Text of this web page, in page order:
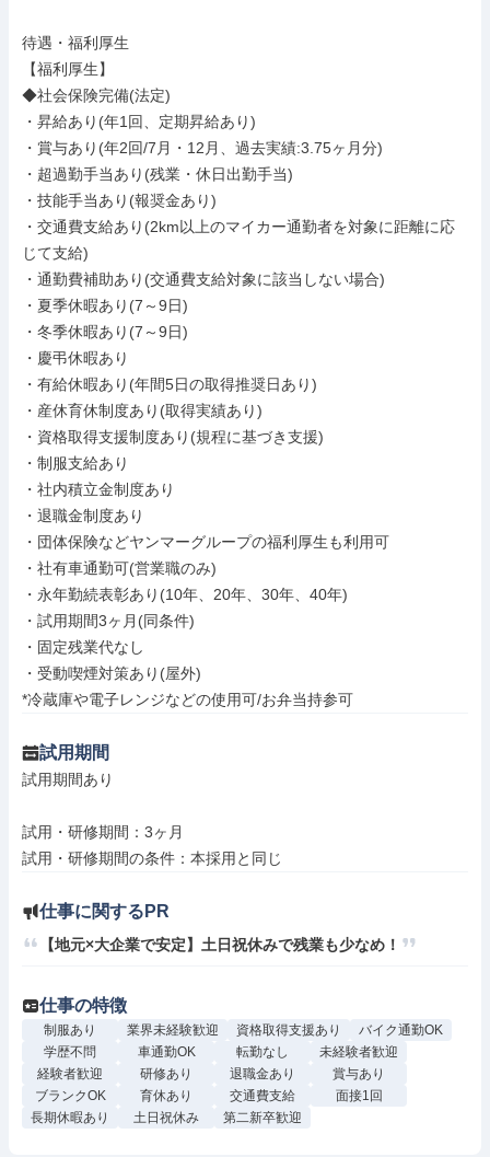
待遇・福利厚生
【福利厚生】
◆社会保険完備(法定)
・昇給あり(年1回、定期昇給あり)
・賞与あり(年2回/7月・12月、過去実績:3.75ヶ月分)
・超過勤手当あり(残業・休日出勤手当)
・技能手当あり(報奨金あり)
・交通費支給あり(2km以上のマイカー通勤者を対象に距離に応
じて支給)
・通勤費補助あり(交通費支給対象に該当しない場合)
・夏季休暇あり(7～9日)
・冬季休暇あり(7～9日)
・慶弔休暇あり
・有給休暇あり(年間5日の取得推奨日あり)
・産休育休制度あり(取得実績あり)
・資格取得支援制度あり(規程に基づき支援)
・制服支給あり
・社内積立金制度あり
・退職金制度あり
・団体保険などヤンマーグループの福利厚生も利用可
・社有車通勤可(営業職のみ)
・永年勤続表彰あり(10年、20年、30年、40年)
・試用期間3ヶ月(同条件)
・固定残業代なし
・受動喫煙対策あり(屋外)
*冷蔵庫や電子レンジなどの使用可/お弁当持参可
試用期間
試用期間あり
試用・研修期間：3ヶ月
仕事に関するPR
【地元×大企業で安定】土日祝休みで残業も少なめ！
仕事の特徴
制服あり 業界未経験歓迎 資格取得支援あり
バイク通勤OK
学歴不問
車通勤OK 転勤なし
未経験者歓迎
経験者歓迎
研修あり 退職金あり
賞与あり
ブランクOK
育休あり 交通費支給
面接1回
長期休暇あり
土日祝休み 第二新卒歓迎